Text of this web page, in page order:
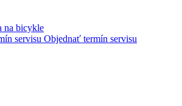
na bicykle
Objednať termín servisu